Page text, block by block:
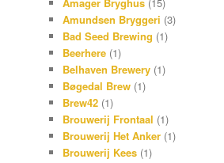
Amundsen Bryggeri (3)
Bad Seed Brewing (1)
Beerhere (1)
Belhaven Brewery (1)
Bøgedal Brew (1)
Brew42 (1)
Brouwerij Frontaal (1)
Brouwerij Het Anker (1)
Brouwerij Kees (1)